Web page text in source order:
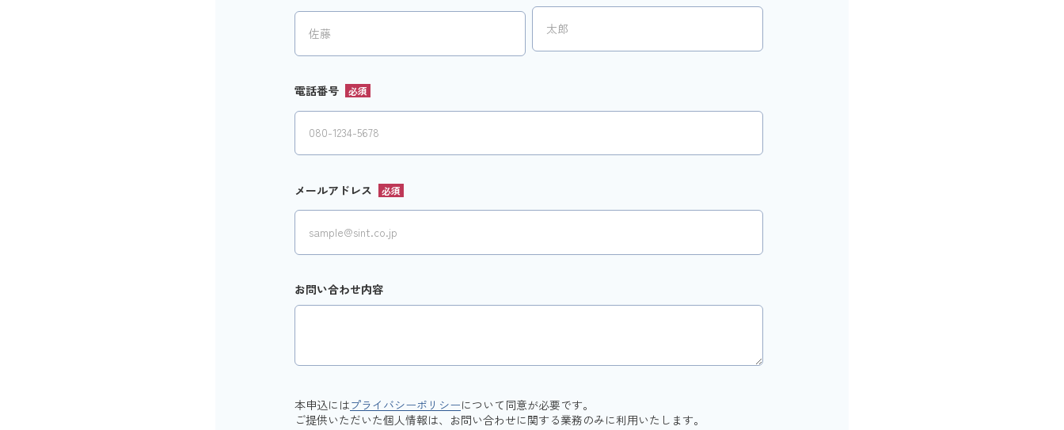
電話番号
メールアドレス
お問い合わせ内容
本申込にはプライバシーポリシーについて同意が必要です。
ご提供いただいた個人情報は、お問い合わせに関する業務のみに利用いたします。